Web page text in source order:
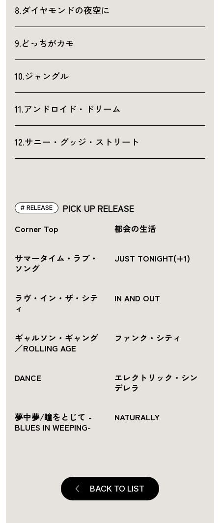
8.ダイヤモンドの夜空に
9.どっちがカモ
10.ジャングル
11.アンドロイド・ドリーム
12.サニー・グッジ・ストリート
PICK UP RELEASE
RELEASE
Corner Top 都会の生活
サマータイム・ラブ・
ソング
JUST TONIGHT(+1)
ラヴ・イン・ザ・シテ
ィ
IN AND OUT
ギャルソン・ギャング
／ROLLING AGE
ファンク・シティ
DANCE
エレクトリック・シン
デレラ
夢中夢/瞳をとじて -
BLUES IN WEEPING-
NATURALLY
BACK TO LIST